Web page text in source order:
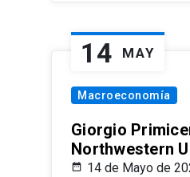
14 MAY
Macroeconomía
Giorgio
Northwestern
14 de Mayo de